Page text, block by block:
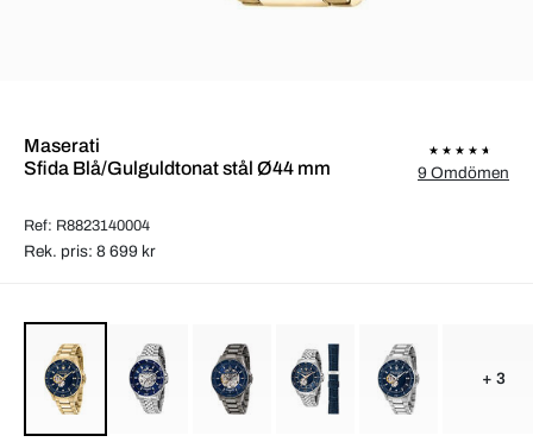
Maserati
Sfida Blå/Gulguldtonat stål Ø44 mm
Ref: R8823140004
9 Omdömen
Rek. pris: 8 699 kr
+ 3